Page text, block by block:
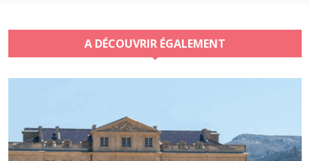
A DÉCOUVRIR ÉGALEMENT